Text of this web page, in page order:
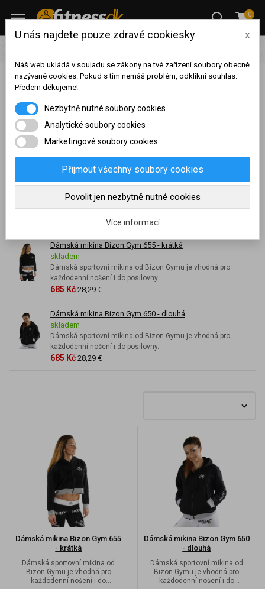
0
Oblečení Bizon Gym Ženy Mikiny
Dámské fitness mikiny Bizon Gym
Široká nabídka dámských mikinBIZON – GYM
moderních střihů, velikostí a barevných variant.
zpracování a použití vysoce odolných materiálů. Vše máme
skladem a připravenéihned k odeslání.
Nejprodávanější
Dámská mikina Bizon Gym 655 - krátká
skladem
Dámská sportovní mikina od Bizon Gymu je vhodná pro
každodenní nošení i do posilovny.
685 Kč 28,29 €
Dámská mikina Bizon Gym 650 - dlouhá
skladem
Dámská sportovní mikina od Bizon Gymu je vhodná pro
každodenní nošení i do posilovny.
685 Kč 28,29 €
Dámská mikina Bizon Gym 655
- krátká
Dámská sportovní mikina od
Bizon Gymu je vhodná pro
každodenní nošení i do
Dámská mikina Bizon Gym 650
- dlouhá
Dámská sportovní mikina od
Bizon Gymu je vhodná pro
každodenní nošení i do
dosaženého obratu za
sledované období, byl váš
účet přeřazen do jiné
skupiny:
U nás najdete pouze zdravé cookiesky x
Náš web ukládá v souladu se zákony na tvé zařízení soubory obecně
nazývané cookies. Pokud s tím nemáš problém, odklikni souhlas.
Předem děkujeme!
Nezbytně nutné soubory cookies
Analytické soubory cookies
Marketingové soubory cookies
Přijmout všechny soubory cookies
Povolit jen nezbytně nutné cookies
Více informací